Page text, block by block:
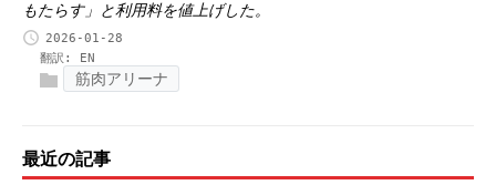
もたらす」と利用料を値上げした。
2026-01-28
翻訳: EN
筋肉アリーナ
最近の記事